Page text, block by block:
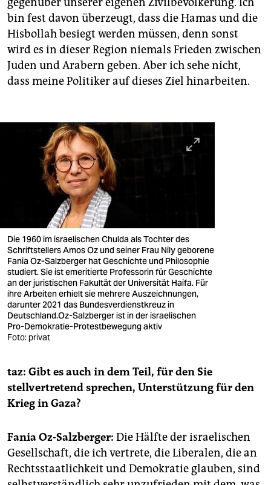
bin fest davon überzeugt, dass die Hamas und die
Hisbollah besiegt werden müssen, denn sonst
wird es in dieser Region niemals Frieden zwischen
Juden und Arabern geben. Aber ich sehe nicht,
dass meine Politiker auf dieses Ziel hinarbeiten.
Die 1960 im israelischen Chulda als Tochter des
Schriftstellers Amos Oz und seiner Frau Nily geborene
Fania Oz-Salzberger hat Geschichte und Philosophie
studiert. Sie ist emeritierte Professorin für Geschichte
an der juristischen Fakultät der Universität Haifa. Für
ihre Arbeiten erhielt sie mehrere Auszeichnungen,
darunter 2021 das Bundesverdienstkreuz in
Deutschland.Oz-Salzberger ist in der israelischen
Pro-Demokratie-Protestbewegung aktiv
Foto: privat
taz: Gibt es auch in dem Teil, für den Sie
stellvertretend sprechen, Unterstützung für den
Krieg in Gaza?
Fania Oz-Salzberger: Die Hälfte der israelischen
Gesellschaft, die ich vertrete, die Liberalen, die an
Rechtsstaatlichkeit und Demokratie glauben, sind